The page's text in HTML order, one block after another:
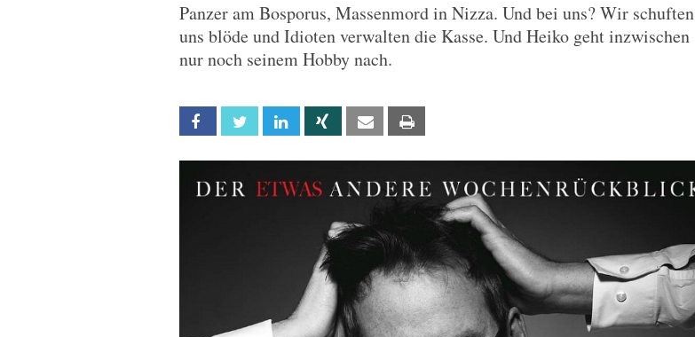
Panzer am Bosporus, Massenmord in Nizza. Und bei uns? Wir schuften
uns blöde und Idioten verwalten die Kasse. Und Heiko geht inzwischen
nur noch seinem Hobby nach.
Facebook Twitter Linkedin Xing Email